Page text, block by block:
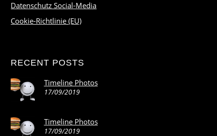
Datenschutz Social-Media
Cookie-Richtlinie (EU)
RECENT POSTS
Timeline Photos
17/09/2019
Timeline Photos
17/09/2019